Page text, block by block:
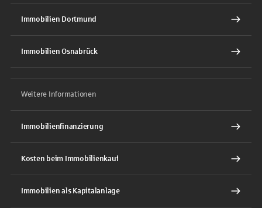
Immobilien Dortmund
Immobilien Osnabrück
Weitere Informationen
Immobilienfinanzierung
Kosten beim Immobilienkauf
Immobilien als Kapitalanlage